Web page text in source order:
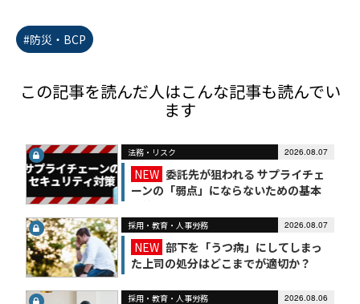
#防災・BCP
この記事を読んだ人はこんな記事も読んでい
ます
法務・リスク 2026.08.07
NEW 委託先が狙われる サプライチェ
ーンの「弱点」にならないための基本
採用・教育・人事労務 2026.08.07
NEW 部下を「うつ病」にしてしまっ
た上司の処分はどこまでが適切か？
採用・教育・人事労務 2026.08.06